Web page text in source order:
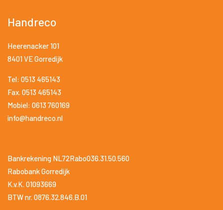
Handreco
Heerenacker 101
8401 VE Gorredijk
Tel: 0513 465143
Fax. 0513 465143
Mobiel: 0613 760169
info@handreco.nl
Bankrekening NL72Rabo036.31.50.560
Rabobank Gorredijk
K.v.K. 01093669
BTW nr. 0876.32.846.B.01